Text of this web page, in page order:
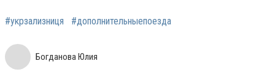
#укрзализниця #дополнительныепоезда
Богданова Юлия